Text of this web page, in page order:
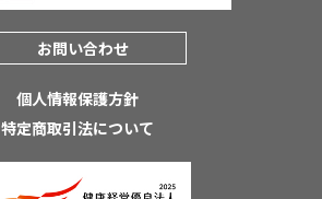
お問い合わせ
個人情報保護方針
特定商取引法について